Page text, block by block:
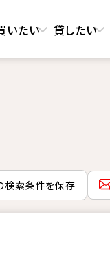
いたい 貸したい
検索条件を保存